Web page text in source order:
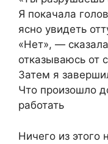
Я покачала
ясно увидеть
«Нет», —
отказываюсь от
Затем я
Что произошло
работать
Ничего из